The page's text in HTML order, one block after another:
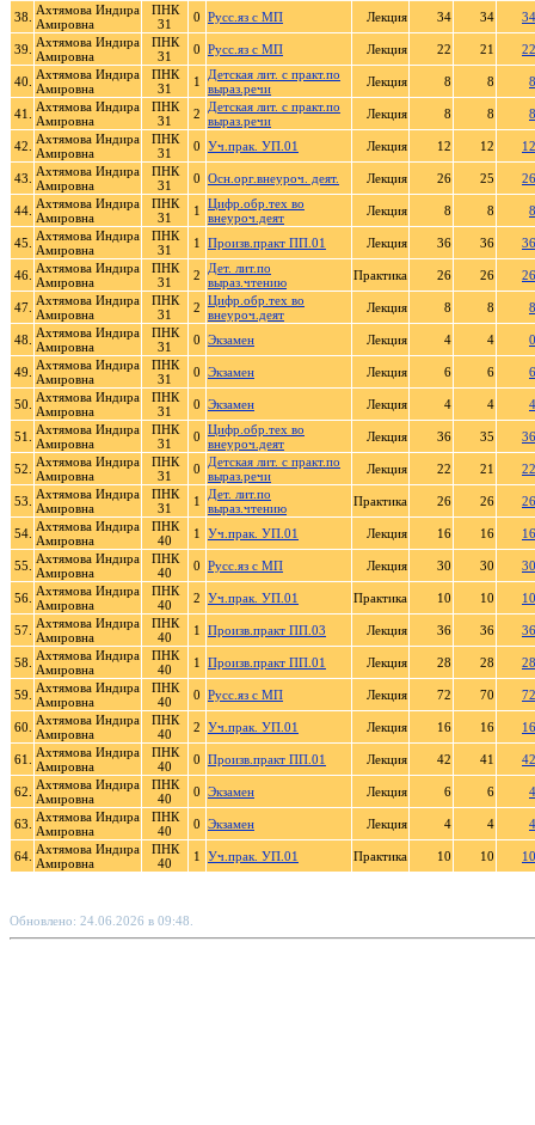
38.
Ахтямова Индира
Амировна
ПНК
31
0 Русс.яз с МП Лекция 34 34 34
39.
Ахтямова Индира
Амировна
ПНК
31
0 Русс.яз с МП Лекция 22 21 22
40.
Ахтямова Индира
Амировна
ПНК
31
1
Детская лит. с практ.по
выраз.речи
Лекция 8 8 8
41.
Ахтямова Индира
Амировна
ПНК
31
2
Детская лит. с практ.по
выраз.речи
Лекция 8 8 8
42.
Ахтямова Индира
Амировна
ПНК
31
0 Уч.прак. УП.01 Лекция 12 12 12
43.
Ахтямова Индира
Амировна
ПНК
31
0 Осн.орг.внеуроч. деят. Лекция 26 25 26
44. Ахтямова Индира
Амировна
ПНК
31
1
Цифр.обр.тех во
внеуроч.деят
Лекция 8 8 8
45.
Ахтямова Индира
Амировна
ПНК
31
1 Произв.практ ПП.01 Лекция 36 36 36
46. Ахтямова Индира
Амировна
ПНК
31
2
Дет. лит.по
выраз.чтению
Практика 26 26 26
47. Ахтямова Индира
Амировна
ПНК
31
2 Цифр.обр.тех во
внеуроч.деят
Лекция 8 8 8
48.
Ахтямова Индира
Амировна
ПНК
31
0 Экзамен Лекция 4 4 0
49.
Ахтямова Индира
Амировна
ПНК
31
0 Экзамен Лекция 6 6 6
50.
Ахтямова Индира
Амировна
ПНК
31
0 Экзамен Лекция 4 4 4
51.
Ахтямова Индира
Амировна
ПНК
31
0 Цифр.обр.тех во
внеуроч.деят
Лекция 36 35 36
52.
Ахтямова Индира
Амировна
ПНК
31
0
Детская лит. с практ.по
выраз.речи
Лекция 22 21 22
53.
Ахтямова Индира
Амировна
ПНК
31
1
Дет. лит.по
выраз.чтению
Практика 26 26 26
54. Ахтямова Индира
Амировна
ПНК
40
1 Уч.прак. УП.01 Лекция 16 16 16
55.
Ахтямова Индира
Амировна
ПНК
40
0 Русс.яз с МП Лекция 30 30 30
56. Ахтямова Индира
Амировна
ПНК
40
2 Уч.прак. УП.01 Практика 10 10 10
57. Ахтямова Индира
Амировна
ПНК
40
1 Произв.практ ПП.03 Лекция 36 36 36
58.
Ахтямова Индира
Амировна
ПНК
40
1 Произв.практ ПП.01 Лекция 28 28 28
59.
Ахтямова Индира
Амировна
ПНК
40
0 Русс.яз с МП Лекция 72 70 72
60.
Ахтямова Индира
Амировна
ПНК
40
2 Уч.прак. УП.01 Лекция 16 16 16
61.
Ахтямова Индира
Амировна
ПНК
40
0 Произв.практ ПП.01 Лекция 42 41 42
62.
Ахтямова Индира
Амировна
ПНК
40
0 Экзамен Лекция 6 6 4
63.
Ахтямова Индира
Амировна
ПНК
40
0 Экзамен Лекция 4 4 4
64. Ахтямова Индира
Амировна
ПНК
40
1 Уч.прак. УП.01 Практика 10 10 10
Обновлено: 24.06.2026 в 09:48.